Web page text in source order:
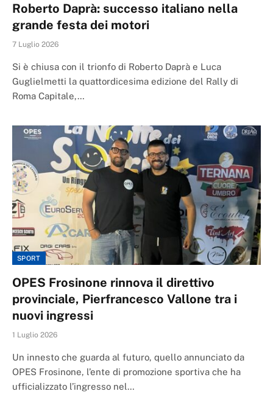
Roberto Daprà: successo italiano nella
grande festa dei motori
7 Luglio 2026
Si è chiusa con il trionfo di Roberto Daprà e Luca
Guglielmetti la quattordicesima edizione del Rally di
Roma Capitale,…
SPORT
OPES Frosinone rinnova il direttivo
provinciale, Pierfrancesco Vallone tra i
nuovi ingressi
1 Luglio 2026
Un innesto che guarda al futuro, quello annunciato da
OPES Frosinone, l’ente di promozione sportiva che ha
ufficializzato l’ingresso nel…